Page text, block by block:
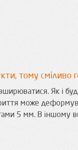
тому сміливо
Як і
може
5 мм. В іншому